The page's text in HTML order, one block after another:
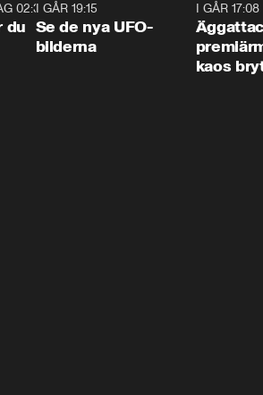
1:06
02:30
du
I GÅR 19:15
Se de nya UFO-
bilderna
I GÅR 17:08
kaos